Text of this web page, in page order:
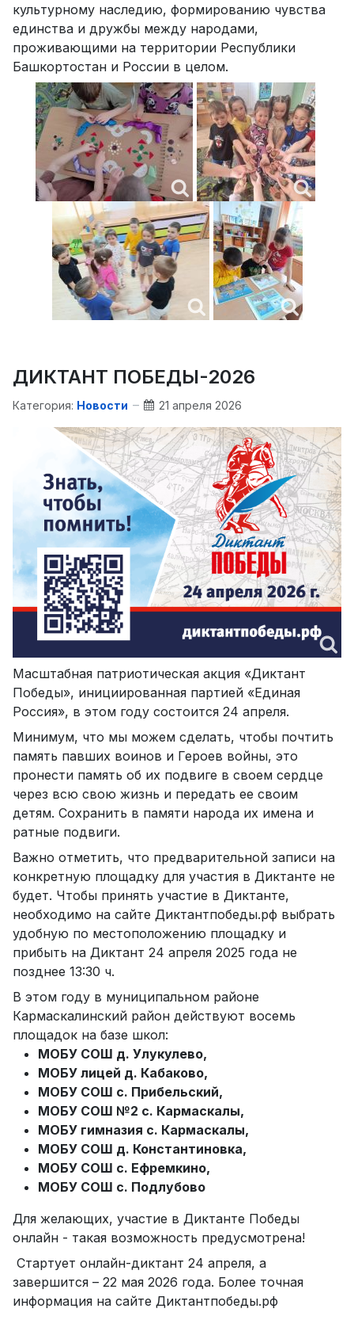
культурному наследию, формированию чувства
единства и дружбы между народами,
проживающими на территории Республики
Башкортостан и России в целом.
ДИКТАНТ ПОБЕДЫ-2026
Категория: Новости 21 апреля 2026
Масштабная патриотическая акция «Диктант
Победы», инициированная партией «Единая
Россия», в этом году состоится 24 апреля.
Минимум, что мы можем сделать, чтобы почтить
память павших воинов и Героев войны, это
пронести память об их подвиге в своем сердце
через всю свою жизнь и передать ее своим
детям. Сохранить в памяти народа их имена и
ратные подвиги.
Важно отметить, что предварительной записи на
конкретную площадку для участия в Диктанте не
будет. Чтобы принять участие в Диктанте,
необходимо на сайте Диктантпобеды.рф выбрать
удобную по местоположению площадку и
прибыть на Диктант 24 апреля 2025 года не
позднее 13:30 ч.
В этом году в муниципальном районе
Кармаскалинский район действуют восемь
площадок на базе школ:
МОБУ СОШ д. Улукулево,
МОБУ лицей д. Кабаково,
МОБУ СОШ с. Прибельский,
МОБУ СОШ №2 с. Кармаскалы,
МОБУ гимназия с. Кармаскалы,
МОБУ СОШ д. Константиновка,
МОБУ СОШ с. Ефремкино,
МОБУ СОШ с. Подлубово
Для желающих, участие в Диктанте Победы
онлайн - такая возможность предусмотрена!
Стартует онлайн-диктант 24 апреля, а
завершится – 22 мая 2026 года. Более точная
информация на сайте Диктантпобеды.рф